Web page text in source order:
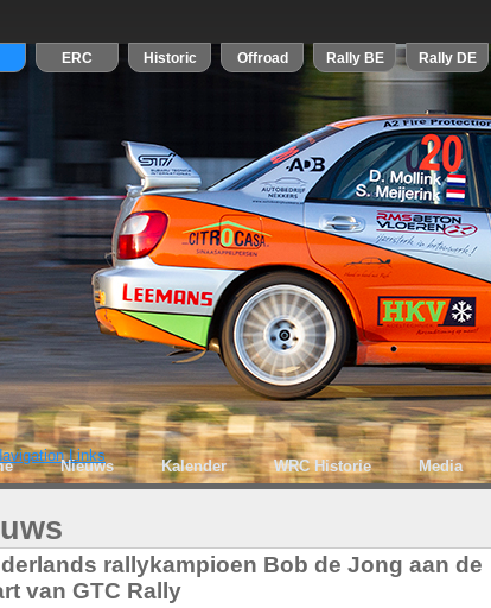
Nieuws Kalender WRC Historie Media
rallykampioen Bob de Jong aan de
van GTC Rally